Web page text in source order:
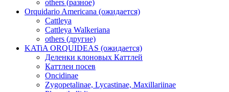
others (разное)
Orquidario Americana (ожидается)
Cattleya
Cattleya Walkeriana
others (другие)
KATiA ORQUIDEAS (ожидается)
Деленки клоновых Каттлей
Каттлеи посев
Oncidinae
Zygopetalinae, Lycastinae, Maxillariinae